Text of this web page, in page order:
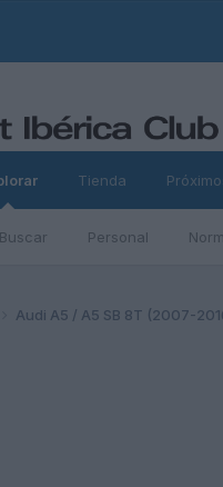
Buscar Personal
Tienda
Audi A5 / A5 SB 8T (2007-